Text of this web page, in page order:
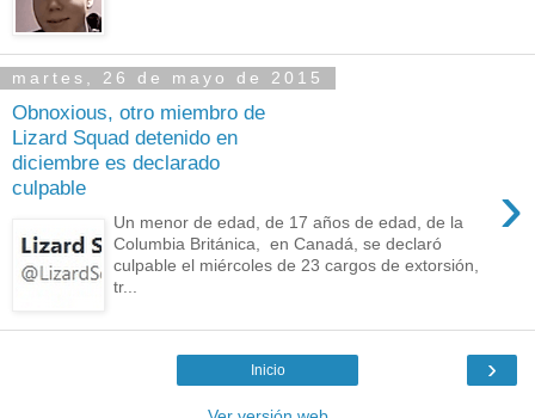
martes, 26 de mayo de 2015
Obnoxious, otro miembro de
Lizard Squad detenido en
diciembre es declarado
culpable
›
Un menor de edad, de 17 años de edad, de la
Columbia Británica, en Canadá, se declaró
culpable el miércoles de 23 cargos de extorsión,
tr...
›
Inicio